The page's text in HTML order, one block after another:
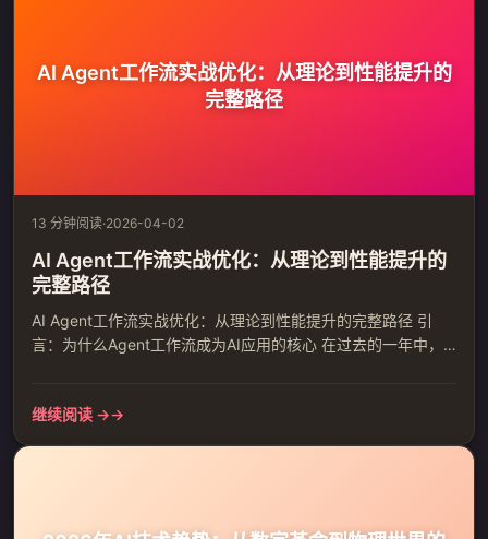
AI Agent工作流实战优化：从理论到性能提升的
完整路径
13 分钟阅读·2026-04-02
AI Agent工作流实战优化：从理论到性能提升的
完整路径
AI Agent工作流实战优化：从理论到性能提升的完整路径 引
言：为什么Agent工作流成为AI应用的核心 在过去的一年中，
调用，在复杂任务处理效率上提升了300%-500%。然而，许多
继续阅读 →